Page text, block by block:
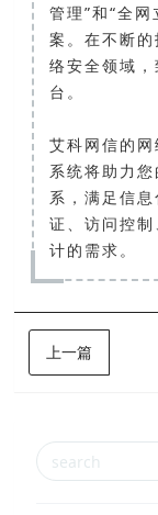
管理”和“全
案。在不断
络安全领域
台。
艾科网信的
系统将助力
系，满足信
证、访问控
计的需求。
上一篇